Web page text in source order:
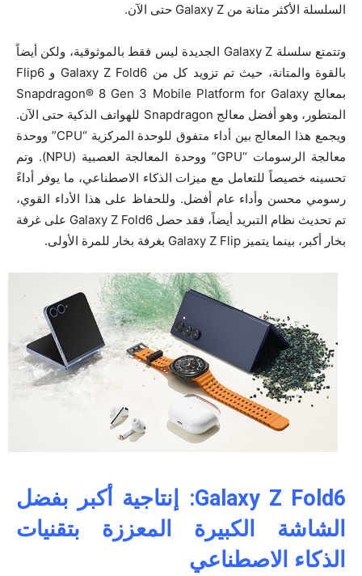
السلسلة الأكثر متانة من Galaxy Z حتى الآن.
وتتمتع سلسلة Galaxy Z الجديدة ليس فقط بالموثوقية، ولكن أيضاً
بالقوة والمتانة، حيث تم تزويد كل من Galaxy Z Fold6 و Flip6
بمعالج Snapdragon® 8 Gen 3 Mobile Platform for Galaxy
المتطور، وهو أفضل معالج Snapdragon للهواتف الذكية حتى الآن.
ويجمع هذا المعالج بين أداء متفوق للوحدة المركزية “CPU” ووحدة
معالجة الرسومات “GPU” ووحدة المعالجة العصبية (NPU). وتم
تحسينه خصيصاً للتعامل مع ميزات الذكاء الاصطناعي، ما يوفر أداءً
رسومي محسن وأداء عام أفضل. وللحفاظ على هذا الأداء القوي،
تم تحديث نظام التبريد أيضاً، فقد حصل Galaxy Z Fold6 على غرفة
بخار أكبر، بينما يتميز Galaxy Z Flip بغرفة بخار للمرة الأولى.
Galaxy Z Fold6: إنتاجية أكبر بفضل
الشاشة الكبيرة المعززة بتقنيات
الذكاء الاصطناعي